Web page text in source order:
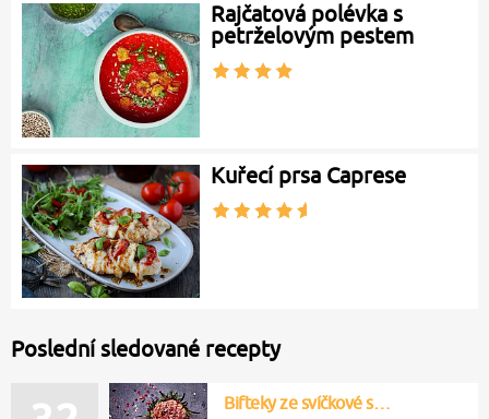
Rajčatová polévka s
petrželovým pestem
Kuřecí prsa Caprese
Poslední sledované recepty
Bifteky ze svíčkové s…